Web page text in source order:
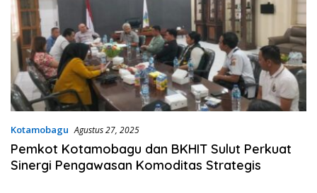
Kotamobagu Agustus 27, 2025
Pemkot Kotamobagu dan BKHIT Sulut Perkuat
Sinergi Pengawasan Komoditas Strategis